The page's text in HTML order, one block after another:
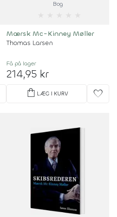
Bog
Mærsk Mc-Kinney Møller
Thomas Larsen
Få på lager
214,95 kr
shopping_bag LÆG I KURV favorite